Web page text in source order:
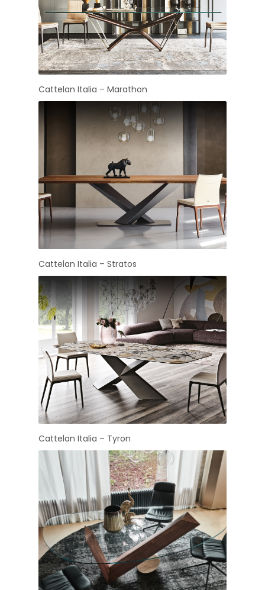
Cattelan Italia – Marathon
Cattelan Italia – Stratos
Cattelan Italia – Tyron